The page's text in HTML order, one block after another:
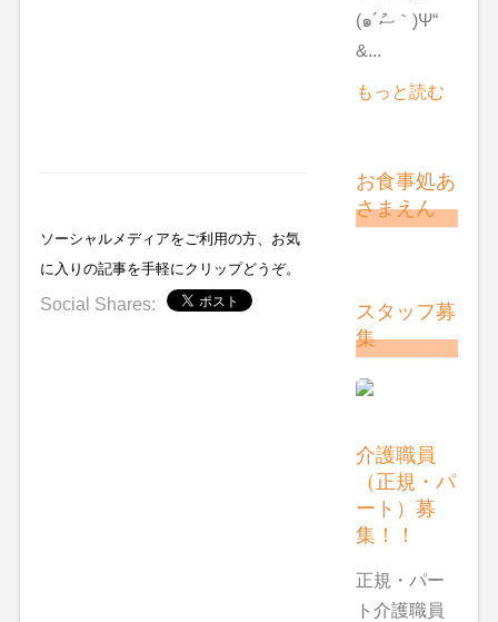
ソーシャルメディアをご利用の方、お気
に入りの記事を手軽にクリップどうぞ。
Social Shares:
(๑´ސު｀)Ψ“
&...
もっと読む
お食事処あ
さまえん
スタッフ募
集
介護職員
（正規・パ
ート）募
集！！
正規・パー
ト介護職員